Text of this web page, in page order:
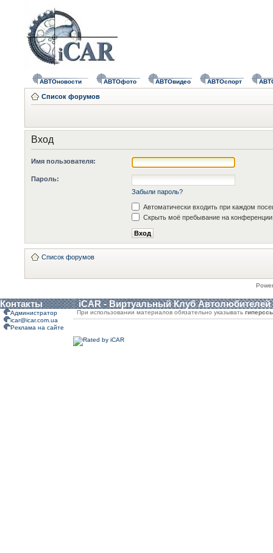
АВТОновости АВТОфото АВТОвидео АВТОспорт
Список форумов
Вход
Имя пользователя:
Пароль:
Забыли пароль?
Автоматически входить при каждом
Скрыть моё пребывание на конференции
Список форумов
Контакты iCAR - Виртуальный Клуб Автолюбителей
Администратор
icar@icar.com.ua
Реклама на сайте
При использовании материалов обязательно указывать